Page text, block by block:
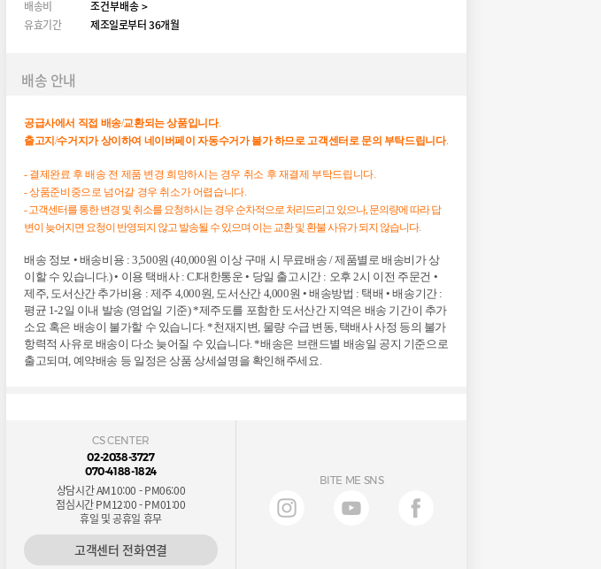
배송비
조건부배송 >
유효기간
제조일로부터 36개월
배송 안내
공급사에서 직접 배송/교환되는상품입니다.
출고지 /수거지가 상이하여 네이버페이 자동수거가 불가하므로고객센터로문의 부탁드립니다.
- 결제완료 후 배송 전 제품 변경 희망하시는 경우 취소 후 재결제 부탁드립니다.
- 상품준비중으로 넘어갈 경우 취소가 어렵습니다.
- 고객센터를 통한 변경 및 취소를 요청하시는 경우 순차적으로 처리드리고 있으나, 문의량에 따라 답
변이 늦어지면 요청이 반영되지 않고 발송될 수 있으며 이는 교환 및 환불 사유가 되지 않습니다.
배송 정보 • 배송비용 : 3,500원 (40,000원 이상 구매 시 무료배송 / 제품별로 배송비가 상
이할 수 있습니다.) • 이용 택배사 : CJ대한통운 • 당일 출고시간 : 오후 2시 이전 주문건 •
제주, 도서산간 추가비용 : 제주 4,000원, 도서산간 4,000원 • 배송방법 : 택배 • 배송기간 :
평균 1-2일 이내 발송 (영업일 기준) *제주도를 포함한 도서산간 지역은 배송 기간이 추가
소요 혹은 배송이 불가할 수 있습니다. *천재지변, 물량 수급 변동, 택배사 사정 등의 불가
항력적 사유로 배송이 다소 늦어질 수 있습니다. *배송은 브랜드별 배송일 공지 기준으로
출고되며, 예약배송 등 일정은 상품 상세설명을 확인해주세요.
CS CENTER
02-2038-3727
070-4188-1824
상담시간 AM10:00 - PM06:00
점심시간 PM12:00 - PM01:00
휴일 및 공휴일 휴무
고객센터 전화연결
BITE ME SNS